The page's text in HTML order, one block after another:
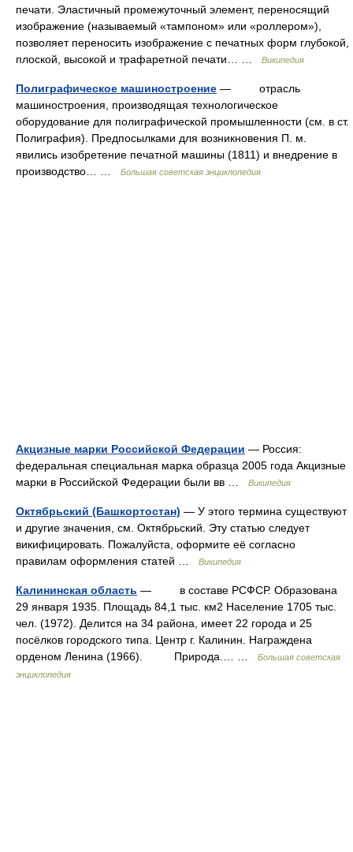
печати. Эластичный промежуточный элемент, переносящий
изображение (называемый «тампоном» или «роллером»),
позволяет переносить изображение с печатных форм глубокой,
плоской, высокой и трафаретной печати… …
Википедия
Полиграфическое машиностроение — отрасль
машиностроения, производящая технологическое
оборудование для полиграфической промышленности (см. в ст.
Полиграфия). Предпосылками для возникновения П. м.
явились изобретение печатной машины (1811) и внедрение в
производство… …
Большая советская энциклопедия
Акцизные марки Российской Федерации — Россия:
федеральная специальная марка образца 2005 года Акцизные
марки в Российской Федерации были вв …
Википедия
Октябрьский (Башкортостан) — У этого термина существуют
и другие значения, см. Октябрьский. Эту статью следует
викифицировать. Пожалуйста, оформите её согласно
правилам оформления статей …
Википедия
Калининская область — в составе РСФСР. Образована
29 января 1935. Площадь 84,1 тыс. км2 Население 1705 тыс.
чел. (1972). Делится на 34 района, имеет 22 города и 25
посёлков городского типа. Центр г. Калинин. Награждена
орденом Ленина (1966). Природа.… …
Большая советская
энциклопедия